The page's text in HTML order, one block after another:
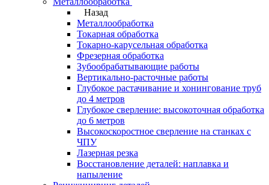
Назад
Металлообработка
Токарная обработка
Токарно-карусельная обработка
Фрезерная обработка
Зубообрабатывающие работы
Вертикально-расточные работы
Глубокое растачивание и хонингование труб
до 4 метров
Глубокое сверление: высокоточная обработка
до 6 метров
Высокоскоростное сверление на станках с
ЧПУ
Лазерная резка
Восстановление деталей: наплавка и
напыление